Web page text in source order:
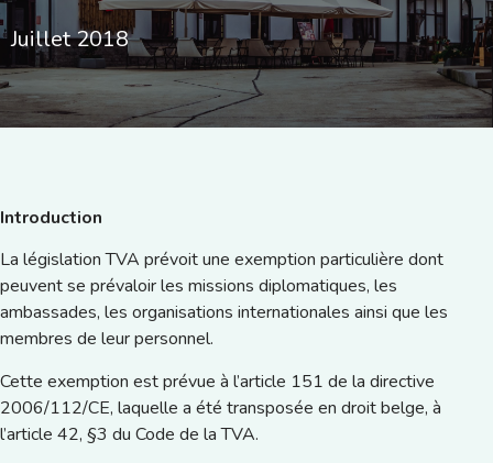
Juillet 2018
Introduction
La législation TVA prévoit une exemption particulière dont
peuvent se prévaloir les missions diplomatiques, les
ambassades, les organisations internationales ainsi que les
membres de leur personnel.
Cette exemption est prévue à l’article 151 de la directive
2006/112/CE, laquelle a été transposée en droit belge, à
l’article 42, §3 du Code de la TVA.